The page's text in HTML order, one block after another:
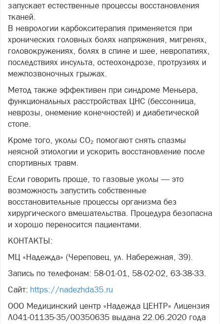
запускает естественные процессы восстановления
тканей.
В неврологии карбокситерапия применяется при
хронических головных болях напряжения, мигренях,
головокружениях, болях в спине и шее, невропатиях,
последствиях инсульта, остеохондрозе, протрузиях и
межпозвоночных грыжах.
Метод также эффективен при синдроме Меньера,
функциональных расстройствах ЦНС (бессонница,
неврозы, онемение конечностей) и диабетической
стопе.
Кроме того, уколы CO₂ помогают снять спазмы
неясной этиологии и ускорить восстановление после
спортивных травм.
Если говорить проще, то газовые уколы — это
возможность запустить собственные
восстановительные процессы организма без
хирургического вмешательства. Процедура безопасна
и хорошо переносится пациентами.
КОНТАКТЫ:
МЦ «Надежда» (Череповец, ул. Набережная, 39).
Запись по телефонам: 58-01-01, 58-02-02, 63-38-33.
Сайт: https://nadezhda35.ru
ООО Медицинский центр «Надежда ЦЕНТР» Лицензия
Л041-01135-35/00350635 выдана 22.06.2020 года